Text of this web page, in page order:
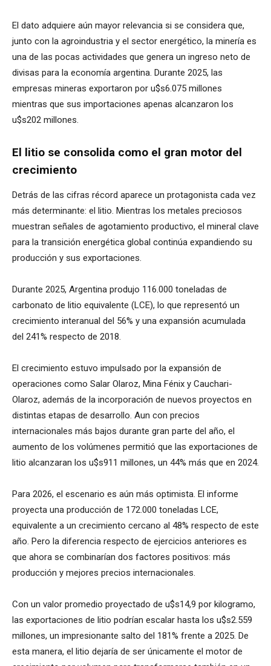
El dato adquiere aún mayor relevancia si se considera que,
junto con la agroindustria y el sector energético, la minería es
una de las pocas actividades que genera un ingreso neto de
divisas para la economía argentina. Durante 2025, las
empresas mineras exportaron por u$s6.075 millones
mientras que sus importaciones apenas alcanzaron los
u$s202 millones.
El litio se consolida como el gran motor del
crecimiento
Detrás de las cifras récord aparece un protagonista cada vez
más determinante: el litio. Mientras los metales preciosos
muestran señales de agotamiento productivo, el mineral clave
para la transición energética global continúa expandiendo su
producción y sus exportaciones.
Durante 2025, Argentina produjo 116.000 toneladas de
carbonato de litio equivalente (LCE), lo que representó un
crecimiento interanual del 56% y una expansión acumulada
del 241% respecto de 2018.
El crecimiento estuvo impulsado por la expansión de
operaciones como Salar Olaroz, Mina Fénix y Cauchari-
Olaroz, además de la incorporación de nuevos proyectos en
distintas etapas de desarrollo. Aun con precios
internacionales más bajos durante gran parte del año, el
aumento de los volúmenes permitió que las exportaciones de
litio alcanzaran los u$s911 millones, un 44% más que en 2024.
Para 2026, el escenario es aún más optimista. El informe
proyecta una producción de 172.000 toneladas LCE,
equivalente a un crecimiento cercano al 48% respecto de este
año. Pero la diferencia respecto de ejercicios anteriores es
que ahora se combinarían dos factores positivos: más
producción y mejores precios internacionales.
Con un valor promedio proyectado de u$s14,9 por kilogramo,
las exportaciones de litio podrían escalar hasta los u$s2.559
millones, un impresionante salto del 181% frente a 2025. De
esta manera, el litio dejaría de ser únicamente el motor de